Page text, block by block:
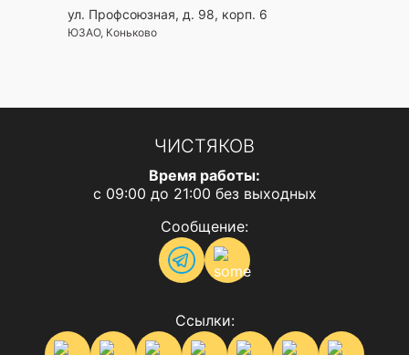
ул. Профсоюзная, д. 98, корп. 6
ЮЗАО, Коньково
ЧИСТЯКОВ
Время работы:
с 09:00 до 21:00 без выходных
Сообщение:
Ссылки: